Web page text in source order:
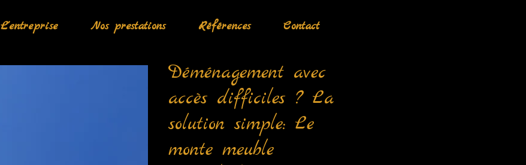
L'entreprise Nos prestations Références Contact
Déménagement avec
accès difficiles ? La
solution simple: Le
monte meuble